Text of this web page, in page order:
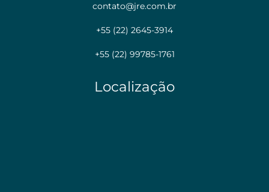
contato@jre.com.br
+55 (22) 2645-3914
+55 (22) 99785-1761
Localização